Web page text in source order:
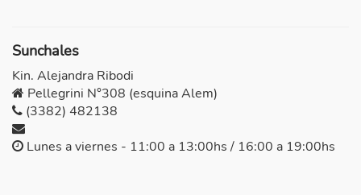
Sunchales
Kin. Alejandra Ribodi
Pellegrini N°308 (esquina Alem)
(3382) 482138
Lunes a viernes - 11:00 a 13:00hs / 16:00 a 19:00hs